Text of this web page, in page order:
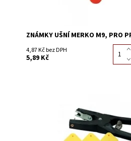
ZNÁMKY UŠNÍ MERKO M9, PRO
4,87 Kč bez DPH
5,89 Kč
0645EA